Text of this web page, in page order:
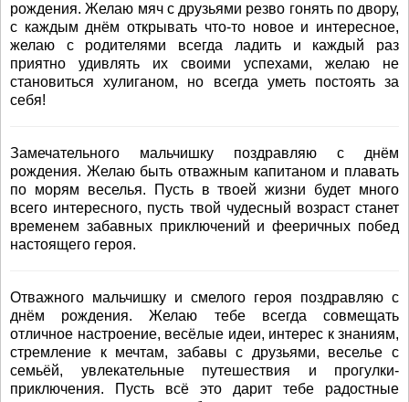
рождения. Желаю мяч с друзьями резво гонять по двору,
с каждым днём открывать что-то новое и интересное,
желаю с родителями всегда ладить и каждый раз
приятно удивлять их своими успехами, желаю не
становиться хулиганом, но всегда уметь постоять за
себя!
Замечательного мальчишку поздравляю с днём
рождения. Желаю быть отважным капитаном и плавать
по морям веселья. Пусть в твоей жизни будет много
всего интересного, пусть твой чудесный возраст станет
временем забавных приключений и фееричных побед
настоящего героя.
Отважного мальчишку и смелого героя поздравляю с
днём рождения. Желаю тебе всегда совмещать
отличное настроение, весёлые идеи, интерес к знаниям,
стремление к мечтам, забавы с друзьями, веселье с
семьёй, увлекательные путешествия и прогулки-
приключения. Пусть всё это дарит тебе радостные